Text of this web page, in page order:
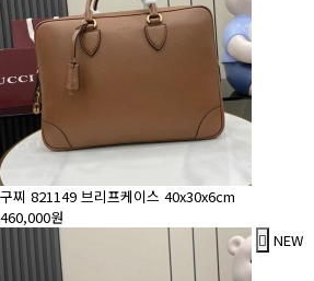
구찌 821149 브리프케이스 40x30x6cm
460,000원
NEW